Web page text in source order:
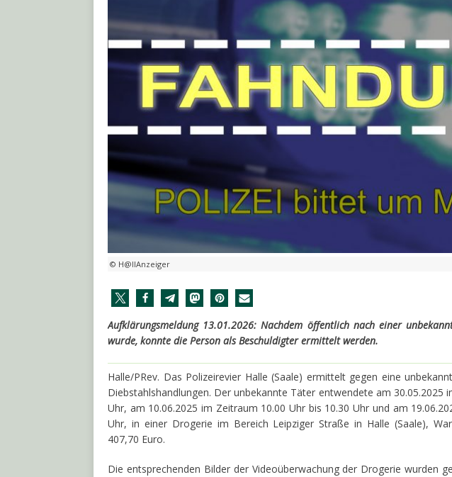
© H@llAnzeiger
Aufklärungsmeldung 13.01.2026: Nachdem öffentlich nach einer
wurde, konnte die Person als Beschuldigter ermittelt werden.
Halle/PRev. Das Polizeirevier Halle (Saale) ermittelt gegen eine
Diebstahlshandlungen. Der unbekannte Täter entwendete am 30.05.2025
Uhr, am 10.06.2025 im Zeitraum 10.00 Uhr bis 10.30 Uhr und am
Uhr, in einer Drogerie im Bereich Leipziger Straße in Halle (Saale),
407,70 Euro.
Die entsprechenden Bilder der Videoüberwachung der Drogerie wurden